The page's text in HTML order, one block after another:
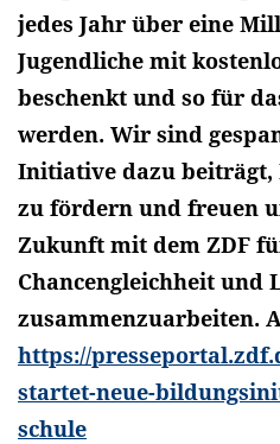
jedes Jahr über eine
Jugendliche mit
beschenkt und so für
werden. Wir sind
Initiative dazu beiträgt,
zu fördern und freuen
Zukunft mit dem ZDF
Chancengleichheit und
zusammenzuarbeiten.
https://
startet-neue-
schule